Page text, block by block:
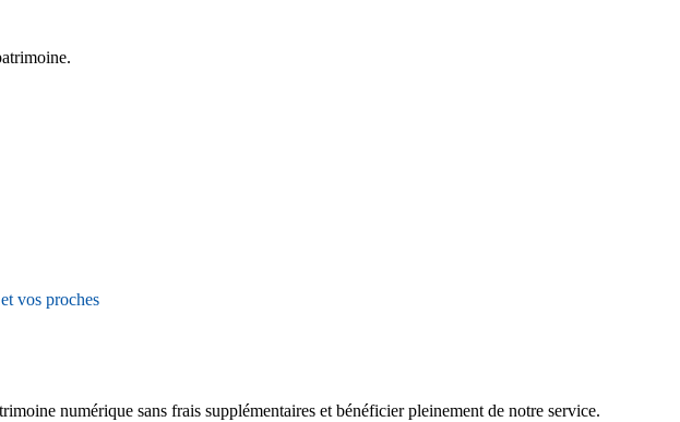
vos proches
numérique sans frais supplémentaires et bénéficier pleinement de notre service.